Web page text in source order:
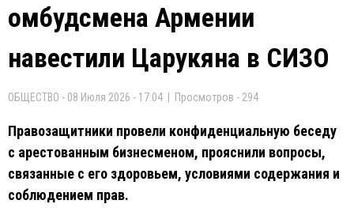
омбудсмена Армении
навестили Царукяна в СИЗО
ОБЩЕСТВО - 08 Июля 2026 - 17:04 | Просмотров - 294
Правозащитники провели конфиденциальную беседу
с арестованным бизнесменом, прояснили вопросы,
связанные с его здоровьем, условиями содержания и
соблюдением прав.